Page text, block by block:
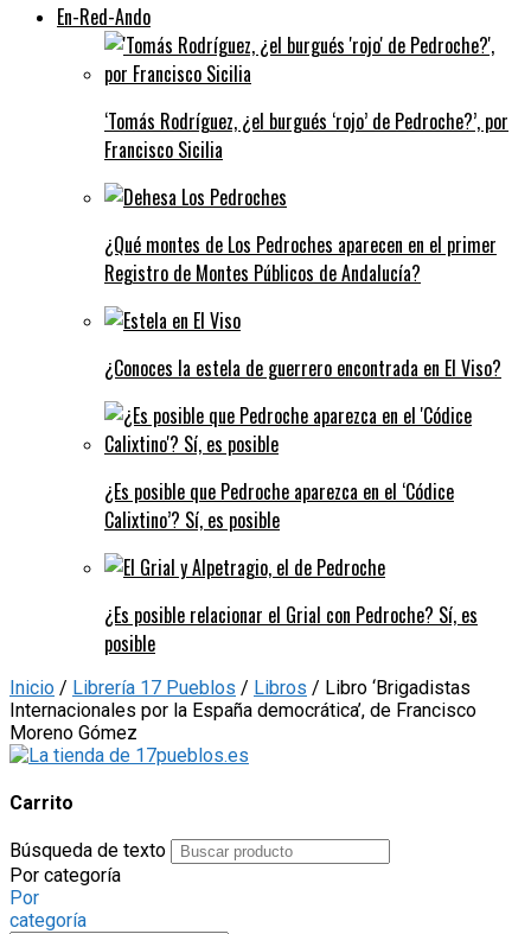
En-Red-Ando
‘Tomás Rodríguez, ¿el burgués ‘rojo’ de Pedroche?’, por
Francisco Sicilia
¿Qué montes de Los Pedroches aparecen en el primer
Registro de Montes Públicos de Andalucía?
¿Conoces la estela de guerrero encontrada en El Viso?
¿Es posible que Pedroche aparezca en el ‘Códice
Calixtino’? Sí, es posible
¿Es posible relacionar el Grial con Pedroche? Sí, es
posible
Inicio / Librería 17 Pueblos / Libros / Libro ‘Brigadistas
Internacionales por la España democrática’, de Francisco
Moreno Gómez
Carrito
Búsqueda de texto
Por categoría
Por
categoría